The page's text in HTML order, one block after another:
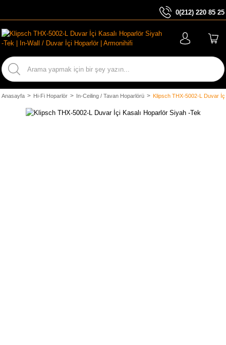
0(212) 220 85 25
Anasayfa Hi-Fi Hoparlör In-Ceiling / Tavan Hoparlörü Klipsch THX-5002-L Duvar